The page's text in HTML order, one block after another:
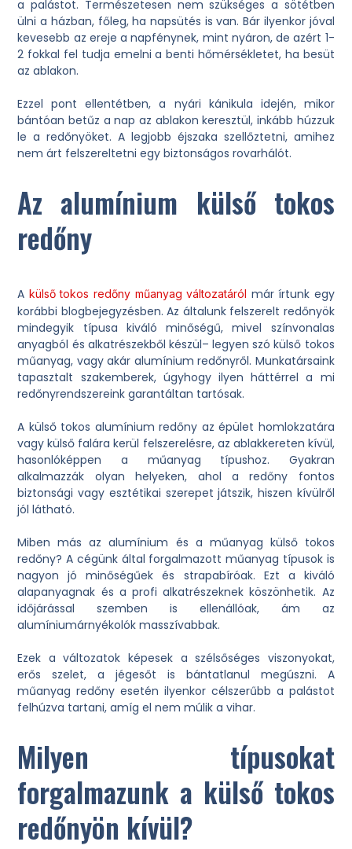
a palástot. Természetesen nem szükséges a sötétben
ülni a házban, főleg, ha napsütés is van. Bár ilyenkor jóval
kevesebb az ereje a napfénynek, mint nyáron, de azért 1-
2 fokkal fel tudja emelni a benti hőmérsékletet, ha besüt
az ablakon.
Ezzel pont ellentétben, a nyári kánikula idején, mikor
bántóan betűz a nap az ablakon keresztül, inkább húzzuk
le a redőnyöket. A legjobb éjszaka szellőztetni, amihez
nem árt felszereltetni egy biztonságos rovarhálót.
Az alumínium külső tokos
redőny
A külső tokos redőny műanyag változatáról már írtunk egy
korábbi blogbejegyzésben. Az általunk felszerelt redőnyök
mindegyik típusa kiváló minőségű, mivel színvonalas
anyagból és alkatrészekből készül– legyen szó külső tokos
műanyag, vagy akár alumínium redőnyről. Munkatársaink
tapasztalt szakemberek, úgyhogy ilyen háttérrel a mi
redőnyrendszereink garantáltan tartósak.
A külső tokos alumínium redőny az épület homlokzatára
vagy külső falára kerül felszerelésre, az ablakkereten kívül,
hasonlóképpen a műanyag típushoz. Gyakran
alkalmazzák olyan helyeken, ahol a redőny fontos
biztonsági vagy esztétikai szerepet játszik, hiszen kívülről
jól látható.
Miben más az alumínium és a műanyag külső tokos
redőny? A cégünk által forgalmazott műanyag típusok is
nagyon jó minőségűek és strapabíróak. Ezt a kiváló
alapanyagnak és a profi alkatrészeknek köszönhetik. Az
időjárással szemben is ellenállóak, ám az
alumíniumárnyékolók masszívabbak.
Ezek a változatok képesek a szélsőséges viszonyokat,
erős szelet, a jégesőt is bántatlanul megúszni. A
műanyag redőny esetén ilyenkor célszerűbb a palástot
felhúzva tartani, amíg el nem múlik a vihar.
Milyen típusokat
forgalmazunk a külső tokos
redőnyön kívül?